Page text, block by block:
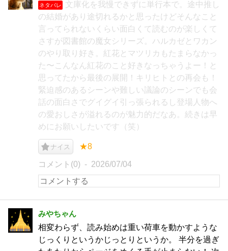
ネタバレ
文庫化を我慢できずに単行本で。途中推し
の結婚があり途切れるかと思ったけどそんなこと
言ってられないくらい面白くて読むのが楽しくて
さすが図書館の魔女シリーズ。ハルカゼとワカン
のやり取り好き。紅花とマツリカもたまらなかっ
た〜こんなん紅花のこと好きなっちゃうよー！と
思ってたから最後の展開！キリヒトとの再会も！
緊迫感のあるシーンや難しい議論のシーンでも会
話の面白さでグイグイ引っ張られるし登場人物へ
の愛おしさが溢れるのが魅力的だなあ。続きは早
めにお願いしたいです（笑）
ナイス ★8
コメント(0) 2026/07/04
みやちゃん
相変わらず、読み始めは重い荷車を動かすような
じっくりというかじっとりというか。 半分を過ぎ